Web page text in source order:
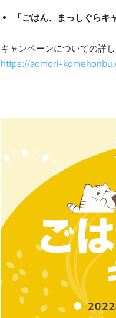
「ごはん、まっしぐら
キャンペーンについての詳
https://aomori-